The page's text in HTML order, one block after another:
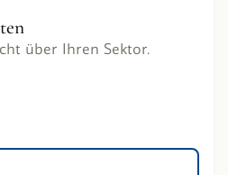
über Ihren Sektor.